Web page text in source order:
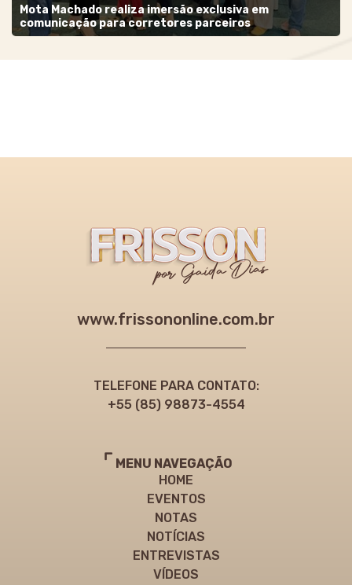
Mota Machado realiza imersão exclusiva em
comunicação para corretores parceiros
www.frissononline.com.br
TELEFONE PARA CONTATO:
+55 (85) 98873-4554
MENU NAVEGAÇÃO
HOME
EVENTOS
NOTAS
NOTÍCIAS
ENTREVISTAS
VÍDEOS